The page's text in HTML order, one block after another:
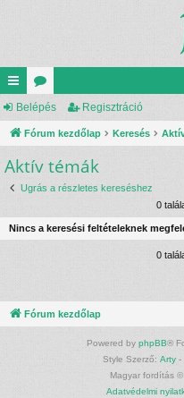
yo
rs
lin
ke
k
ór
u
m
ok
Belépés Regisztráció
Fórum kezdőlap Keresés
Aktív témák
Ugrás a részletes kereséshez
0
Nincs a keresési feltételeknek
0
Fórum kezdőlap
Powered by phpBB®
Style Szerző: Arty -
Magyar fordítás ©
Adatvédelmi